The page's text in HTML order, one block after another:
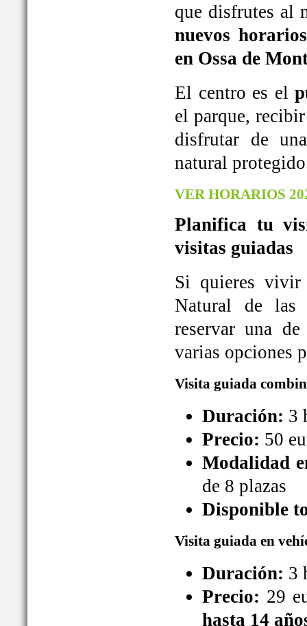
que disfrutes al
nuevos
en Ossa de
El centro es el
el parque,
disfrutar de
natural
VER HORARIOS
Planifica tu
visitas guiadas
Si quieres
Natural de las
reservar una
varias opciones
Visita guiada
Duración: 3
Precio: 50
Modalidad
de 8 plazas
Disponible
Visita guiada en
Duración: 3
Precio: 29
hasta 14